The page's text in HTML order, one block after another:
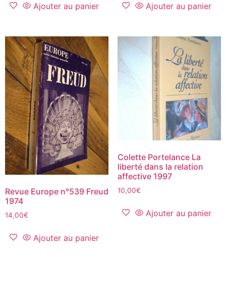
Ajouter au panier Ajouter au panier
Revue Europe n°539 Freud
1974
14,00€
Ajouter au panier
Colette Portelance La
liberté dans la relation
affective 1997
10,00€
Ajouter au panier